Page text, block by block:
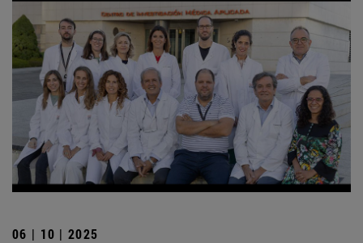
06 | 10 | 2025